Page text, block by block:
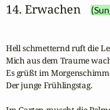
14. Erwachen
Hell schmetternd ruft die
Mich aus dem Traume
Es grüßt im
Der junge Frühlingstag.